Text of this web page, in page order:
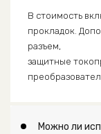
В стоимость
прокладок.
разъем,
защитные
Можно ли